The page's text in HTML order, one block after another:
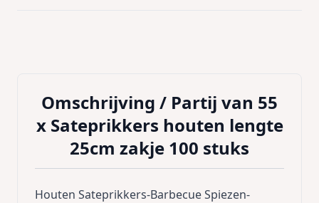
Omschrijving / Partij van 55
x Sateprikkers houten lengte
25cm zakje 100 stuks
Houten Sateprikkers-Barbecue Spiezen-